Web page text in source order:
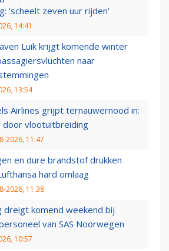
'scheelt zeven uur rijden'
14:41
Luik krijgt komende winter
naar
13:54
Airlines grijpt ternauwernood in:
vlootuitbreiding
2026, 11:47
en dure brandstof drukken
hard omlaag
2026, 11:38
dreigt komend weekend bij
van SAS Noorwegen
10:57